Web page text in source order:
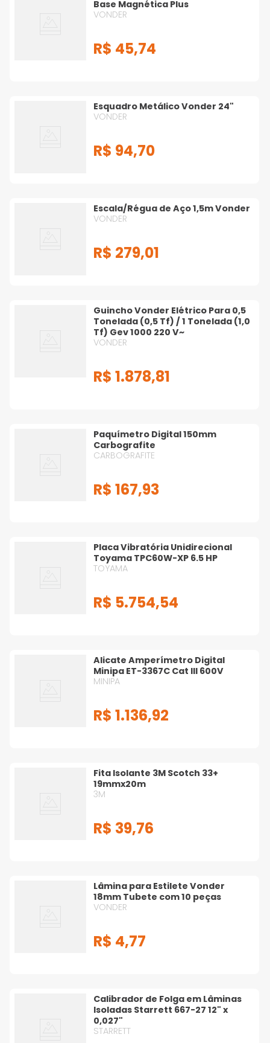
Base Magnética Plus
VONDER
R$ 45,74
Esquadro Metálico Vonder 24"
VONDER
R$ 94,70
Escala/Régua de Aço 1,5m Vonder
VONDER
R$ 279,01
Guincho Vonder Elétrico Para 0,5
Tonelada (0,5 Tf) / 1 Tonelada (1,0
Tf) Gev 1000 220 V~
VONDER
R$ 1.878,81
Paquímetro Digital 150mm
Carbografite
CARBOGRAFITE
R$ 167,93
Placa Vibratória Unidirecional
Toyama TPC60W-XP 6.5 HP
TOYAMA
R$ 5.754,54
Alicate Amperímetro Digital
Minipa ET-3367C Cat III 600V
MINIPA
R$ 1.136,92
Fita Isolante 3M Scotch 33+
19mmx20m
3M
R$ 39,76
Lâmina para Estilete Vonder
18mm Tubete com 10 peças
VONDER
R$ 4,77
Calibrador de Folga em Lâminas
Isoladas Starrett 667-27 12" x
0,027"
STARRETT